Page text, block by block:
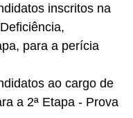
inscritos na
para a perícia
ao cargo de
a 2ª Etapa - Prova